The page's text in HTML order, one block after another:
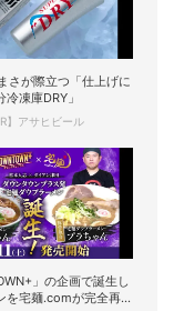
さが際立つ「仕上げに
冷凍庫DRY」
】アサヒビール
」の企画で誕生し
を宅麺.comが完全再